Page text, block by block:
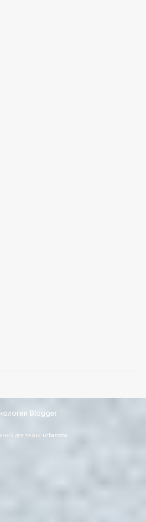
Blogger
для темы: urbancow